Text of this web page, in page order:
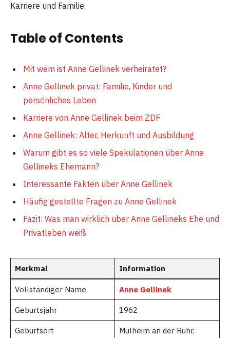
Karriere und Familie.
Table of Contents
Mit wem ist Anne Gellinek verheiratet?
Anne Gellinek privat: Familie, Kinder und
persönliches Leben
Karriere von Anne Gellinek beim ZDF
Anne Gellinek: Alter, Herkunft und Ausbildung
Warum gibt es so viele Spekulationen über Anne
Gellineks Ehemann?
Interessante Fakten über Anne Gellinek
Häufig gestellte Fragen zu Anne Gellinek
Fazit: Was man wirklich über Anne Gellineks Ehe und
Privatleben weiß
Merkmal Information
Vollständiger Name Anne Gellinek
Geburtsjahr 1962
Geburtsort
Mülheim an der Ruhr,